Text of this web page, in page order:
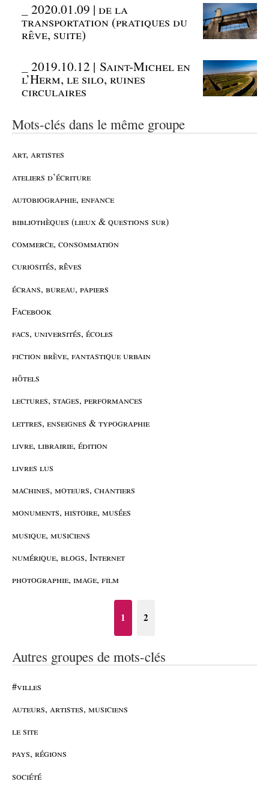
_2020.01.09 | de la
transportation (pratiques du
rêve, suite)
_2019.10.12 | Saint-Michel en
l’Herm, le silo, ruines
circulaires
Mots-clés dans le même groupe
art, artistes
ateliers d’écriture
autobiographie, enfance
bibliothèques (lieux & questions sur)
commerce, consommation
curiosités, rêves
écrans, bureau, papiers
Facebook
facs, universités, écoles
fiction brève, fantastique urbain
hôtels
lectures, stages, performances
lettres, enseignes & typographie
livre, librairie, édition
livres lus
machines, moteurs, chantiers
monuments, histoire, musées
musique, musiciens
numérique, blogs, Internet
photographie, image, film
1 2
Autres groupes de mots-clés
#villes
auteurs, artistes, musiciens
le site
pays, régions
société